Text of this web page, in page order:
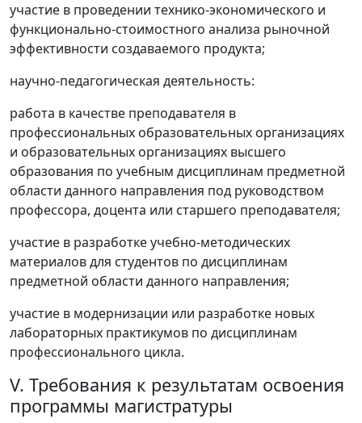
участие в проведении технико-экономического и
функционально-стоимостного анализа рыночной
эффективности создаваемого продукта;
научно-педагогическая деятельность:
работа в качестве преподавателя в
профессиональных образовательных организациях
и образовательных организациях высшего
образования по учебным дисциплинам предметной
области данного направления под руководством
профессора, доцента или старшего преподавателя;
участие в разработке учебно-методических
материалов для студентов по дисциплинам
предметной области данного направления;
участие в модернизации или разработке новых
лабораторных практикумов по дисциплинам
профессионального цикла.
V. Требования к результатам освоения
программы магистратуры